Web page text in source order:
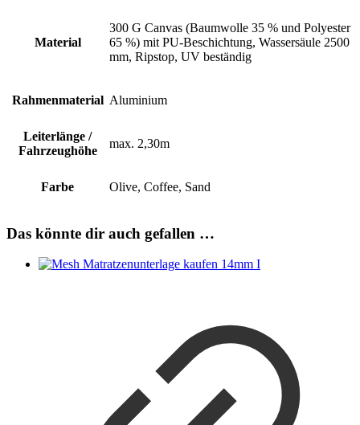
Material
300 G Canvas (Baumwolle 35 % und Polyester
65 %) mit PU-Beschichtung, Wassersäule 2500
mm, Ripstop, UV beständig
Rahmenmaterial Aluminium
Leiterlänge /
Fahrzeughöhe
max. 2,30m
Farbe Olive, Coffee, Sand
Das könnte dir auch gefallen …